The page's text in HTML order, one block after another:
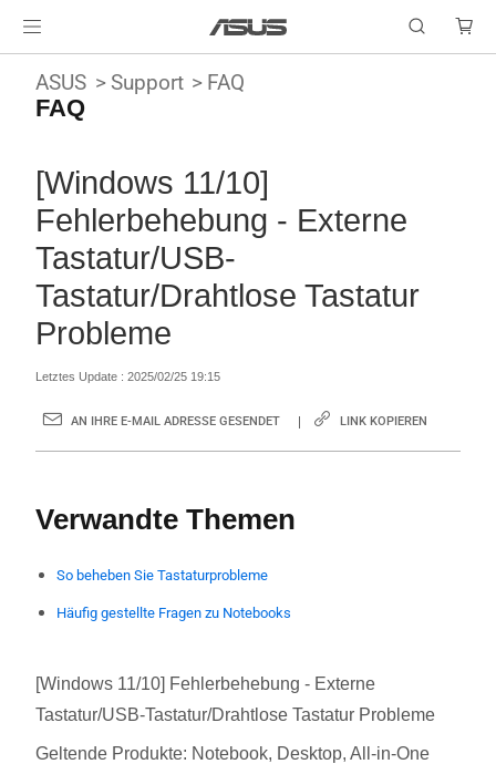
ASUS Support FAQ
FAQ
[Windows 11/10]
Fehlerbehebung - Externe
Tastatur/USB-
Tastatur/Drahtlose Tastatur
Probleme
Letztes Update : 2025/02/25 19:15
AN IHRE E-MAIL ADRESSE GESENDET LINK KOPIEREN
Verwandte Themen
So beheben Sie Tastaturprobleme
Häufig gestellte Fragen zu Notebooks
[Windows 11/10] Fehlerbehebung - Externe
Tastatur/USB-Tastatur/Drahtlose Tastatur Probleme
Geltende Produkte: Notebook, Desktop, All-in-One